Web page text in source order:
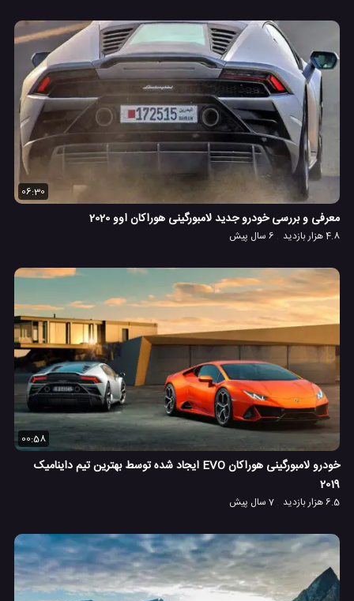
06:30
معرفی و بررسی خودرو جدید لامبورگینی هوراکان اوو 2020
4.8 هزار بازدید 6 سال پیش
00:58
خودرو لامبورگینی هوراکان EVO ایجاد شده توسط بهترین تیم داینامیک
2019
6.5 هزار بازدید 7 سال پیش